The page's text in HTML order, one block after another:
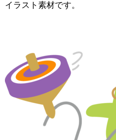
イラスト素材です。